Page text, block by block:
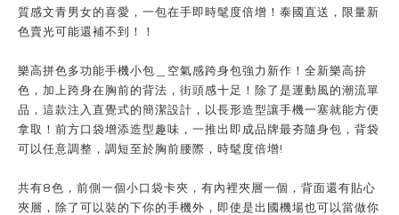
質感文青男女的喜愛，一包在手即時髦度倍增！泰國直送，限量新
色賣光可能還補不到！！
樂高拼色多功能手機小包＿空氣感跨身包強力新作！全新樂高拚
色，加上跨身在胸前的背法，街頭感十足！除了是運動風的潮流單
品，這款注入直覺式的簡潔設計，以長形造型讓手機一塞就能方便
拿取！前方口袋增添造型趣味，一推出即成品牌最夯隨身包，背袋
可以任意調整，調短至於胸前腰際，時髦度倍增!
共有8色，前側一個小口袋卡夾，有內裡夾層一個，背面還有貼心
夾層，除了可以裝的下你的手機外，即使是出國機場也可以當做你